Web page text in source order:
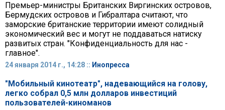
Премьер-министры Британских Виргинских островов,
Бермудских островов и Гибралтара считают, что
заморские британские территории имеют солидный
экономический вес и могут не поддаваться натиску
развитых стран. "Конфиденциальность для нас -
главное".
24 января 2014 г., 14:28 :: Инопресса
"Мобильный кинотеатр", надевающийся на голову,
легко собрал 0,5 млн долларов инвестиций
пользователей-киноманов